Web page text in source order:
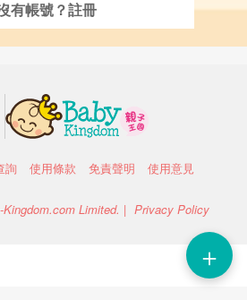
＋
有帳號？註冊
詢 使用條款 免責聲明 使用意見
Limited. | Privacy Policy